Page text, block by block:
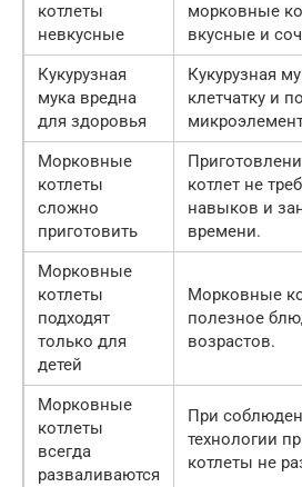
котлеты
невкусные
морковные
вкусные и
Кукурузная
мука вредна
для здоровья
Кукурузная
клетчатку и
Морковные
котлеты
сложно
приготовить
котлет не
навыков и
времени.
Морковные
котлеты
подходят
только для
детей
Морковные
полезное
возрастов.
Морковные
котлеты
всегда
разваливаются
При
технологии
котлеты не